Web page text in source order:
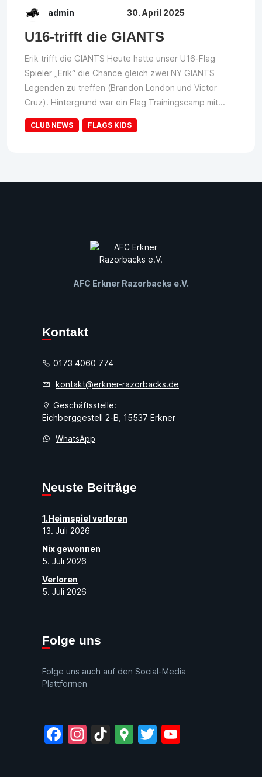
admin 30. April 2025
U16-trifft die GIANTS
Erik trifft die GIANTS Heute hatte unser U16-Flag
Spieler „Erik“ die Chance gleich zwei NY GIANTS
Legenden zu treffen (Brandon London und Victor
Cruz). Hintergrund war ein Flag Trainingscamp mit...
CLUB NEWS FLAGS KIDS
AFC Erkner Razorbacks e.V.
Kontakt
0173 4060 774
kontakt@erkner-razorbacks.de
Geschäftsstelle:
Eichberggestell 2-B, 15537 Erkner
WhatsApp
Neuste Beiträge
1.Heimspiel verloren
13. Juli 2026
Nix gewonnen
5. Juli 2026
Verloren
5. Juli 2026
Folge uns
Folge uns auch auf den Social-Media
Plattformen
Facebook
Instagram
TikTok
GoogleTwitter